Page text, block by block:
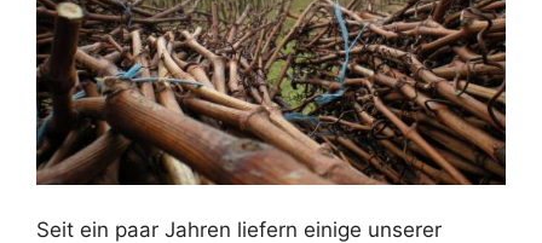
Seit ein paar Jahren liefern einige unserer